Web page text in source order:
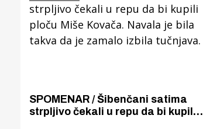
SPOMENAR / Šibenčani satima
strpljivo čekali u repu da bi kupili